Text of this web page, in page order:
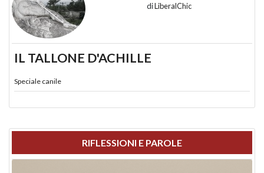
diLiberalChic
IL TALLONE D'ACHILLE
Speciale canile
RIFLESSIONI E PAROLE